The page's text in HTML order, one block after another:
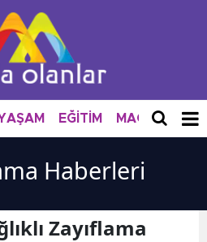
EĞİTİM MAGAZİN
Haberleri
Zayıflama